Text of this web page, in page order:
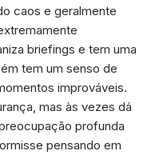
caos e geralmente
briefings e tem uma
tem um senso de
improváveis.
mas às vezes dá
profunda
pensando em